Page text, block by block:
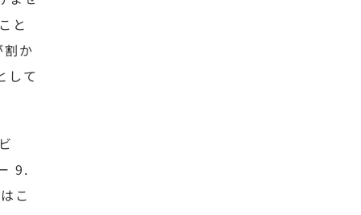
と
か
して
9.
こ